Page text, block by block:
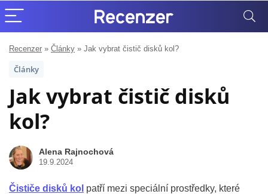
Recenzer » Články » Jak vybrat čistič disků kol?
Články
Jak vybrat čistič disků
kol?
Alena Rajnochová
19.9.2024
Čističe disků kol patří mezi speciální prostředky, které